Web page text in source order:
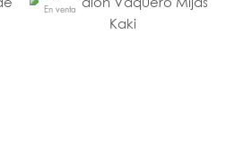
En venta